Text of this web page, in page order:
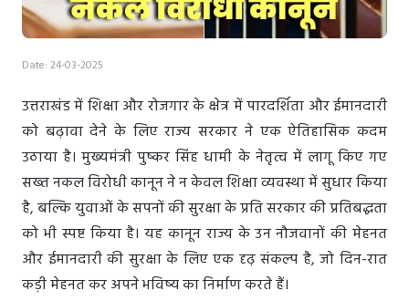
Date: 24-03-2025
उत्तराखंड में शिक्षा और रोजगार के क्षेत्र में पारदर्शिता और ईमानदारी
को बढ़ावा देने के लिए राज्य सरकार ने एक ऐतिहासिक कदम
उठाया है। मुख्यमंत्री पुष्कर सिंह धामी के नेतृत्व में लागू किए गए
सख्त नकल विरोधी कानून ने न केवल शिक्षा व्यवस्था में सुधार किया
है, बल्कि युवाओं के सपनों की सुरक्षा के प्रति सरकार की प्रतिबद्धता
को भी स्पष्ट किया है। यह कानून राज्य के उन नौजवानों की मेहनत
और ईमानदारी की सुरक्षा के लिए एक दृढ़ संकल्प है, जो दिन-रात
कड़ी मेहनत कर अपने भविष्य का निर्माण करते हैं।